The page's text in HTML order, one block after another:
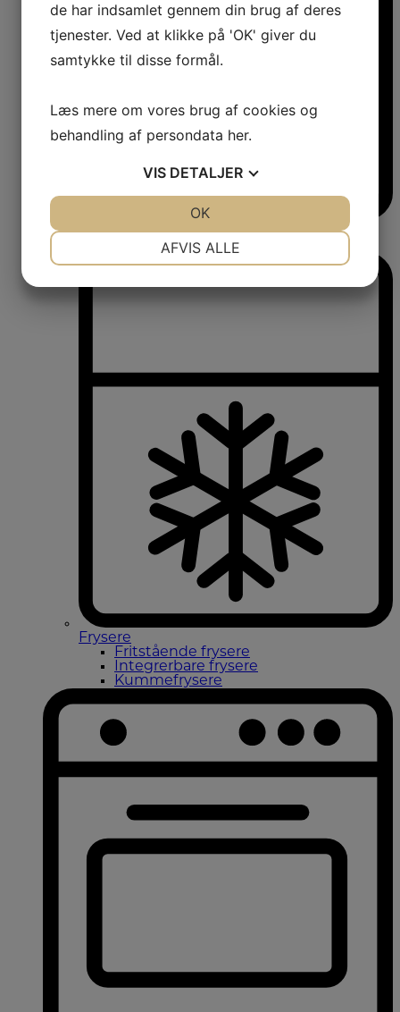
Vinkøleskabe
Vinkøleskabe
Frysere
Fritstående frysere
Integrerbare frysere
Kummefrysere
de har indsamlet gennem din brug af deres
tjenester. Ved at klikke på 'OK' giver du
samtykke til disse formål.
Læs mere om vores brug af cookies og
behandling af persondata her.
VIS DETALJER
AFVIS ALLE
OK